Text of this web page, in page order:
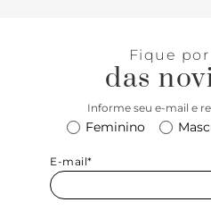
Fique
das
Informe seu e-mail e
Feminino
E-mail*